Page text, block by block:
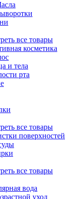
все товары
косметика
и тела
рта
все товары
поверхностей
все товары
вода
уход